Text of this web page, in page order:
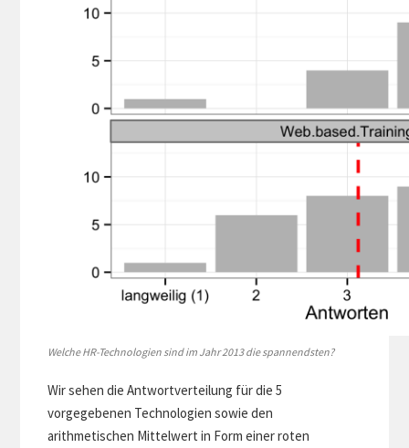
Welche HR-Technologien sind im Jahr 2013 die spannendsten?
Wir sehen die Antwortverteilung für die 5
vorgegebenen Technologien sowie den
arithmetischen Mittelwert in Form einer roten